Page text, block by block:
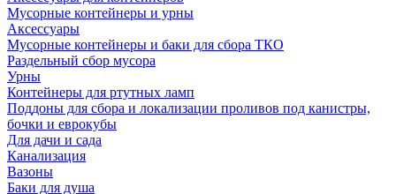
Мусорные контейнеры и урны
Аксессуары
Мусорные контейнеры и баки для сбора ТКО
Раздельный сбор мусора
Урны
Контейнеры для ртутных ламп
Поддоны для сбора и локализации проливов под канистры,
бочки и еврокубы
Для дачи и сада
Канализация
Вазоны
Баки для душа